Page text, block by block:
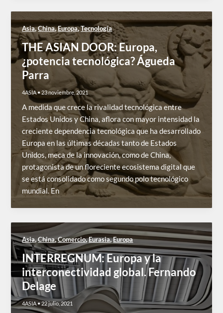
Asia,China,Europa,Tecnología
THE ASIAN DOOR: Europa,
¿potencia tecnológica? Águeda
Parra
4ASIA • 23 noviembre, 2021
A medida que crece la rivalidad tecnológica entre
Estados Unidos y China, aflora con mayor intensidad la
creciente dependencia tecnológica que ha desarrollado
Europa en las últimas décadas tanto de Estados
Unidos, meca de la innovación, como de China,
protagonista de un floreciente ecosistema digital que
se está consolidado como segundo polo tecnológico
mundial. En
Asia,China,Comercio,Eurasia,Europa
INTERREGNUM: Europa y la
interconectividad global. Fernando
Delage
4ASIA •22 julio, 2021